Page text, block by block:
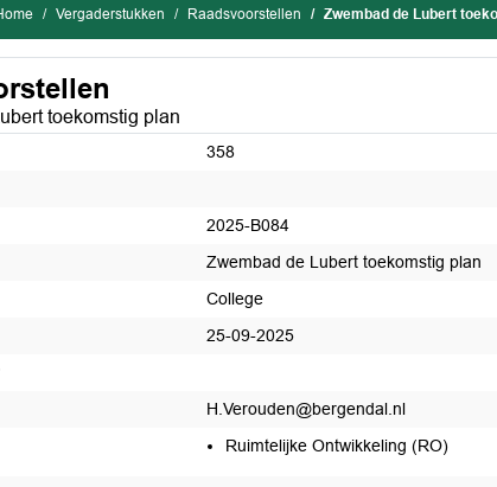
Vergaderstukken Raadsvoorstellen Zwembad de Lubert
toekomstig plan
358
2025-B084
Zwembad de Lubert toekomstig plan
College
25-09-2025
H.Verouden@bergendal.nl
Ruimtelijke Ontwikkeling (RO)